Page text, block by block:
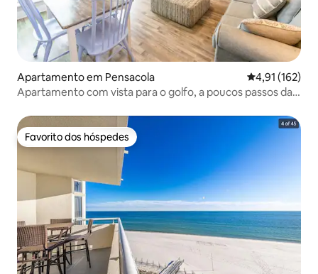
Apartamento em Pensacola Classificação
4,91 (162)
Apartamento com vista para o golfo, a poucos passos da
Favorito dos hóspedes
Favorito dos hóspedes